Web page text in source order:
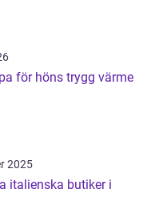
trygg värme
2025
italienska butiker i